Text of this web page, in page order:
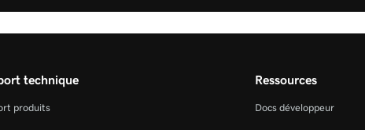
technique
produits
Ressources
Docs développeur